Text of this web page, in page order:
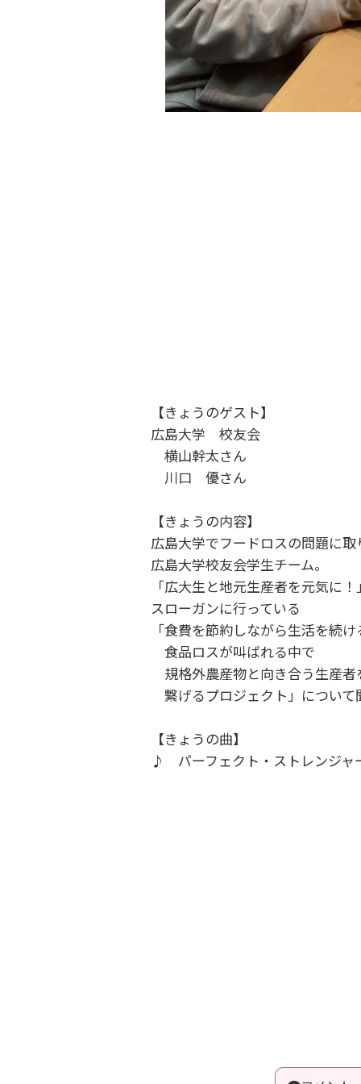
【きょうのゲスト】
広島大学 校友会
横山幹太さん
川口 優さん
【きょうの内容】
広島大学でフードロスの問題に
広島大学校友会学生チーム。
「広大生と地元生産者を元気に
スローガンに行っている
「食費を節約しながら生活を続
食品ロスが叫ばれる中で
規格外農産物と向き合う生産者
繋げるプロジェクト」について
【きょうの曲】
♪ パーフェクト・ストレンジャ